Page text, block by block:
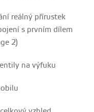
reálný přírustek
s prvním dílem
2)
na výfuku